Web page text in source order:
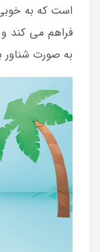
است که به
فراهم می کند
به صورت شناور